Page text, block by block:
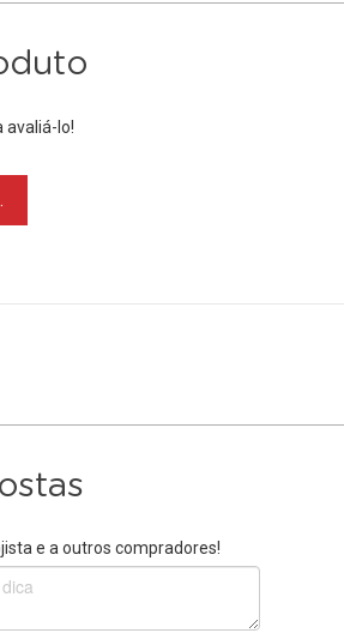
avaliá-lo!
e a outros compradores!